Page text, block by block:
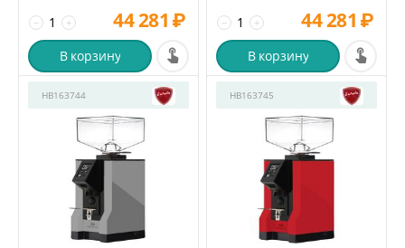
+
− 44 281 ₽
В корзину
+
− 44 281 ₽
В корзину
HB163744 HB163745